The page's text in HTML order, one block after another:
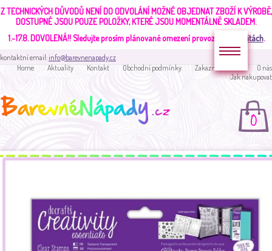
Z TECHNICKÝCH DŮVODŮ NENÍ DO ODVOLÁNÍ MOŽNÉ OBJEDNAT ZBOŽÍ K VÝROBĚ,
DOSTUPNÉ JSOU POUZE POLOŽKY, KTERÉ JSOU MOMENTÁLNĚ SKLADEM.
1.-17.8. DOVOLENÁ!!Sledujte prosím plánované omezení provozu v aktualitách.
kontaktní email:info@barevnenapady.cz
Home
Aktuality Kontakt Obchodní podmínky Zakaznická sekce
O nás
Jak nakupovat
0